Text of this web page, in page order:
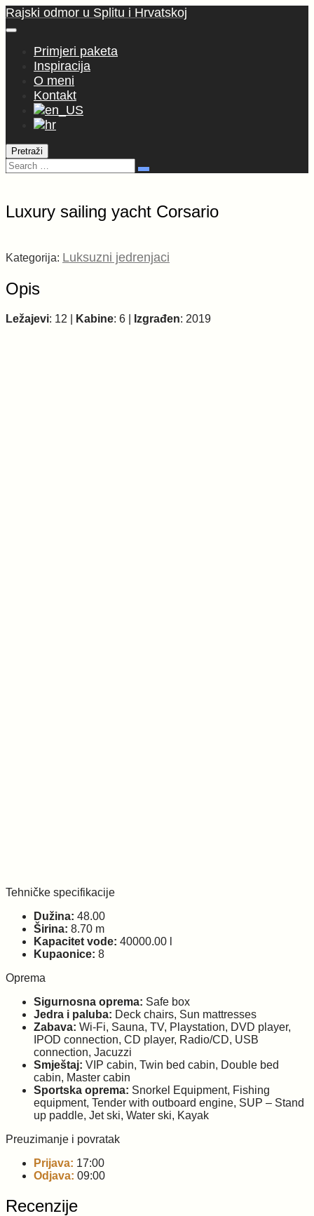
Skoči
na
Rajski odmor u Splitu i Hrvatskoj
Primjeri paketa
Inspiracija
O meni
Kontakt
Pretraži
Pretraga:
Search
Luxury sailing yacht Corsario
sailing
yacht
količina
Kategorija: Luksuzni jedrenjaci
Opis
Ležajevi: 12 | Kabine: 6 | Izgrađen: 2019
Tehničke specifikacije
Dužina: 48.00
Širina: 8.70 m
Kapacitet vode: 40000.00 l
Kupaonice: 8
Oprema
Sigurnosna oprema: Safe box
Jedra i paluba: Deck chairs, Sun mattresses
Zabava: Wi-Fi, Sauna, TV, Playstation, DVD player,
IPOD connection, CD player, Radio/CD, USB
connection, Jacuzzi
Smještaj: VIP cabin, Twin bed cabin, Double bed
cabin, Master cabin
Sportska oprema: Snorkel Equipment, Fishing
equipment, Tender with outboard engine, SUP – Stand
up paddle, Jet ski, Water ski, Kayak
Preuzimanje i povratak
Prijava: 17:00
Odjava: 09:00
Recenzije